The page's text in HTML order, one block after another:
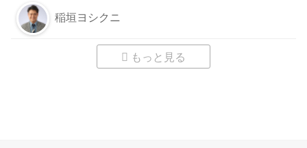
稲垣ヨシクニ
もっと見る